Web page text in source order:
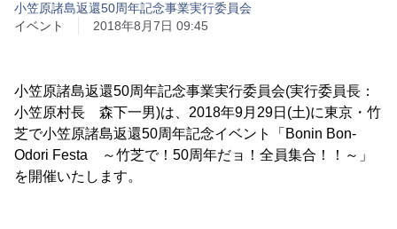
小笠原諸島返還50周年記念事業実行委員会
イベント
2018年8月7日 09:45
小笠原諸島返還50周年記念事業実行委員会(実行委員長：
小笠原村長 森下一男)は、2018年9月29日(土)に東京・竹
芝で小笠原諸島返還50周年記念イベント「Bonin Bon-
Odori Festa ～竹芝で！50周年だョ！全員集合！！～」
を開催いたします。